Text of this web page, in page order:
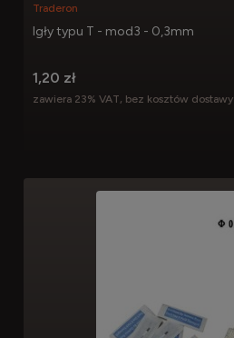
Igły typu T - mod3 - 0,3mm
Traderon
1,20 zł
zawiera 23% VAT, bez kosztów dostawy